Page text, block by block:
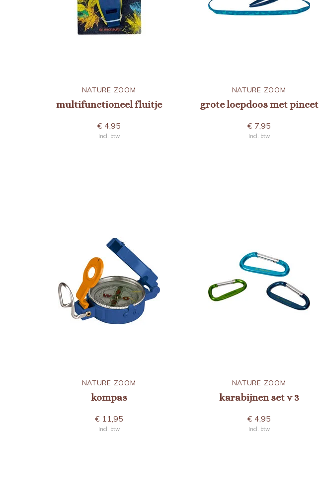
NATURE ZOOM
multifunctioneel fluitje
€ 4,95
Incl. btw
NATURE ZOOM
grote loepdoos met pincet
€ 7,95
Incl. btw
NATURE ZOOM
kompas
€ 11,95
Incl. btw
NATURE ZOOM
karabijnen set v 3
€ 4,95
Incl. btw